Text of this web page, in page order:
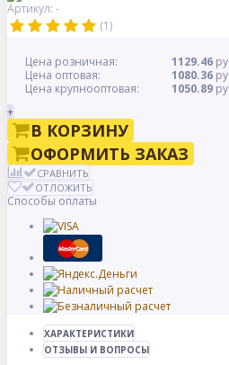
Артикул: -
(1)
Цена розничная: 1129.46
Цена оптовая:
1080.36
Цена крупнооптовая:
1050.89
+
В КОРЗИНУ
ОФОРМИТЬ ЗАКАЗ
СРАВНИТЬ
ОТЛОЖИТЬ
Способы оплаты
ХАРАКТЕРИСТИКИ
ОТЗЫВЫ И ВОПРОСЫ